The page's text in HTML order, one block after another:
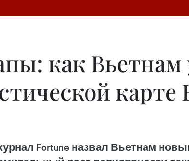
как Вьетнам
Fortune назвал Вьетнам